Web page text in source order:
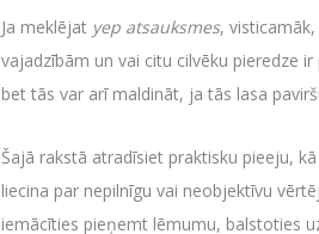
Ja meklējat yep atsauksmes,
vajadzībām un vai citu cilvēku pieredze
bet tās var arī maldināt, ja tās lasa
Šajā rakstā atradīsiet praktisku pieeju,
liecina par nepilnīgu vai neobjektīvu
iemācīties pieņemt lēmumu, balstoties